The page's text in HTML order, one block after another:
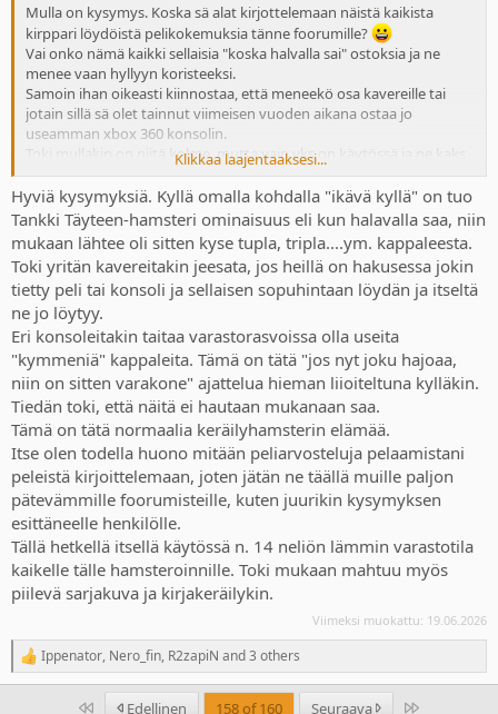
Mulla on kysymys. Koska sä alat kirjottelemaan näistä kaikista
kirppari löydöistä pelikokemuksia tänne foorumille?
Vai onko nämä kaikki sellaisia "koska halvalla sai" ostoksia ja ne
menee vaan hyllyyn koristeeksi.
Samoin ihan oikeasti kiinnostaa, että meneekö osa kavereille tai
jotain sillä sä olet tainnut viimeisen vuoden aikana ostaa jo
useamman xbox 360 konsolin.
Toki mullakin on niitä kolme, mutta vain yks on käytössä ja ne kaks
muuta on hyllyn jalkoina, koska molemmissa on se red ring of
death joten piti niille jotain käyttöä keksiä
Moni muukin on postannut kuvia ostoksista joissa on ollut esim
sellaisia ps2 pelejä joita yleisesti pidetään todella huonoina ja mä
aina odottelen, että niistä sais lukea kokemuksia tuolta retropeli
aiheesta, koska mullakin on ollut parina vuonna sellaisia pelejä
omalla goty listalla joilla on joku 50 tai alle metacritic keskiarvo.
Klikkaa laajentaaksesi...
Hyviä kysymyksiä. Kyllä omalla kohdalla "ikävä kyllä" on tuo
Tankki Täyteen-hamsteri ominaisuus eli kun halavalla saa, niin
mukaan lähtee oli sitten kyse tupla, tripla....ym. kappaleesta.
Toki yritän kavereitakin jeesata, jos heillä on hakusessa jokin
tietty peli tai konsoli ja sellaisen sopuhintaan löydän ja itseltä
ne jo löytyy.
Eri konsoleitakin taitaa varastorasvoissa olla useita
"kymmeniä" kappaleita. Tämä on tätä "jos nyt joku hajoaa,
niin on sitten varakone" ajattelua hieman liioiteltuna kylläkin.
Tiedän toki, että näitä ei hautaan mukanaan saa.
Tämä on tätä normaalia keräilyhamsterin elämää.
Itse olen todella huono mitään peliarvosteluja pelaamistani
peleistä kirjoittelemaan, joten jätän ne täällä muille paljon
pätevämmille foorumisteille, kuten juurikin kysymyksen
esittäneelle henkilölle.
Tällä hetkellä itsellä käytössä n. 14 neliön lämmin varastotila
kaikelle tälle hamsteroinnille. Toki mukaan mahtuu myös
piilevä sarjakuva ja kirjakeräilykin.
Viimeksi muokattu: 19.06.2026
R
e
Ippenator, Nero_fin, R2zapiN and 3 others
Ensimmäinen
Edellinen 158 of 160 Seuraava Last